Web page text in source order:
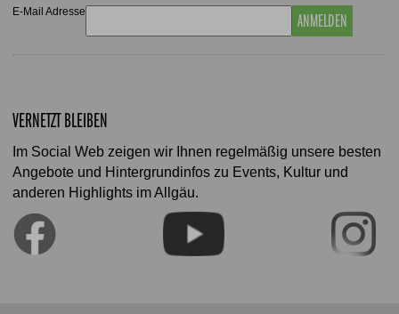
E-Mail Adresse ANMELDEN
VERNETZT BLEIBEN
Im Social Web zeigen wir Ihnen regelmäßig unsere besten
Angebote und Hintergrundinfos zu Events, Kultur und
anderen Highlights im Allgäu.